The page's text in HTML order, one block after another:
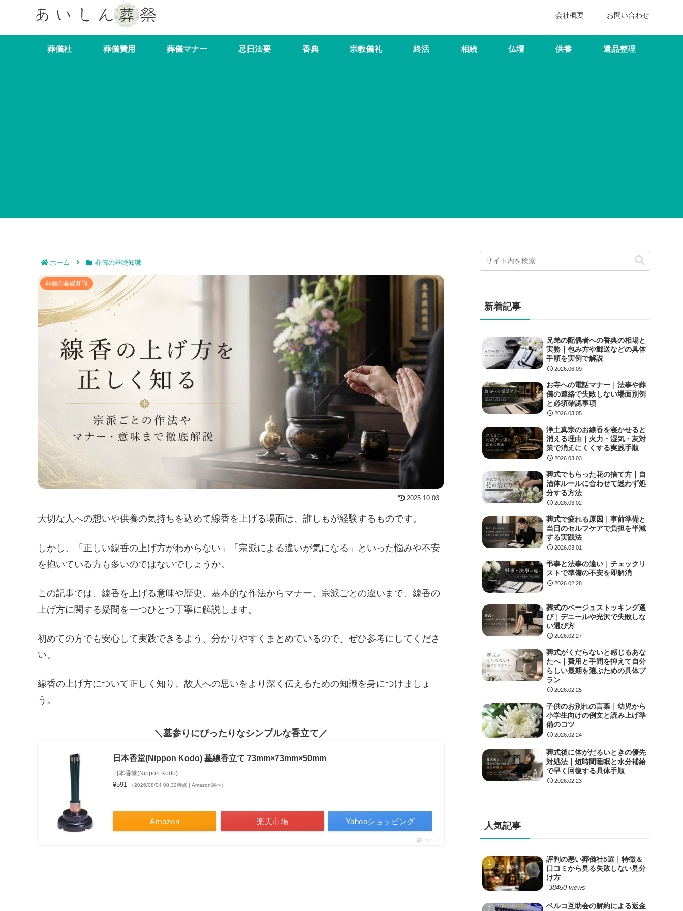
会社概要 お問い合わせ
葬儀社 葬儀費用 葬儀マナー 忌日法要 香典 宗教儀礼 終活 相続 仏壇 供養 遺品整理
ホーム 葬儀の基礎知識
線香の上げ方を正しく知る｜宗派ごとの作法やマナー・意味まで徹底解説
葬儀の基礎知識
2025.10.03
大切な人への想いや供養の気持ちを込めて線香を上げる場面は、誰しもが経験するものです。
しかし、「正しい線香の上げ方がわからない」「宗派による違いが気になる」といった悩みや不安
を抱いている方も多いのではないでしょうか。
この記事では、線香を上げる意味や歴史、基本的な作法からマナー、宗派ごとの違いまで、線香の
上げ方に関する疑問を一つひとつ丁寧に解説します。
初めての方でも安心して実践できるよう、分かりやすくまとめているので、ぜひ参考にしてくださ
い。
線香の上げ方について正しく知り、故人への思いをより深く伝えるための知識を身につけましょ
う。
墓参りにぴったりなシンプルな香立て
日本香堂(Nippon Kodo) 墓線香立て 73mm×73mm×50mm
日本香堂(Nippon Kodo)
¥591 （2026/08/04 08:32時点 | Amazon調べ）
Amazon 楽天市場 Yahooショッピング
ポチップ
新着記事
兄弟の配偶者への香典の相場と
実務｜包み方や郵送などの具体
手順を実例で解説
2026.06.09
お寺への電話マナー｜法事や葬
儀の連絡で失敗しない場面別例
と必須確認事項
2026.03.05
浄土真宗のお線香を寝かせると
消える理由｜火力・湿気・灰対
策で消えにくくする実践手順
2026.03.03
葬式でもらった花の捨て方｜自
治体ルールに合わせて迷わず処
分する方法
2026.03.02
葬式で疲れる原因｜事前準備と
当日のセルフケアで負担を半減
する実践法
2026.03.01
弔事と法事の違い｜チェックリ
ストで準備の不安を即解消
2026.02.28
葬式のベージュストッキング選
び｜デニールや光沢で失敗しな
い選び方
2026.02.27
葬式がくだらないと感じるあな
たへ｜費用と手間を抑えて自分
らしい最期を選ぶための具体プ
ラン
2026.02.25
子供のお別れの言葉｜幼児から
小学生向けの例文と読み上げ準
備のコツ
2026.02.24
葬式後に体がだるいときの優先
対処法｜短時間睡眠と水分補給
で早く回復する具体手順
2026.02.23
人気記事
評判の悪い葬儀社5選｜特徴＆
口コミから見る失敗しない見分
け方
38450 views
ベルコ互助会の解約による返金